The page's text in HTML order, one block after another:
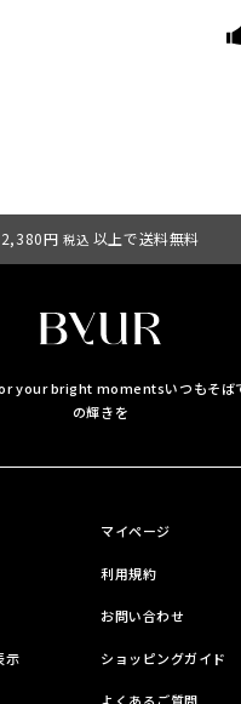
2,380円税込 以上で送料無料
your bright momentsいつもそば
の輝きを
マイページ
利用規約
お問い合わせ
示 ショッピングガイド